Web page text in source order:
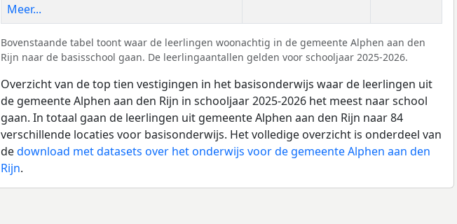
Meer...
Bovenstaande tabel toont waar de leerlingen woonachtig in de gemeente Alphen aan den
Rijn naar de basisschool gaan. De leerlingaantallen gelden voor schooljaar 2025-2026.
Overzicht van de top tien vestigingen in het basisonderwijs waar de leerlingen uit
de gemeente Alphen aan den Rijn in schooljaar 2025-2026 het meest naar school
gaan. In totaal gaan de leerlingen uit gemeente Alphen aan den Rijn naar 84
verschillende locaties voor basisonderwijs. Het volledige overzicht is onderdeel van
dedownload met datasets over het onderwijs voor de gemeente Alphen aan den
Rijn.